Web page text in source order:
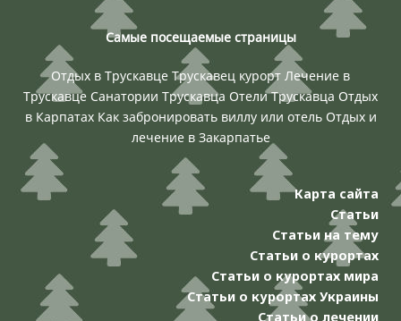
Самые посещаемые страницы
Отдых в Трускавце Трускавец курорт Лечение в
Трускавце Санатории Трускавца Отели Трускавца Отдых
в Карпатах Как забронировать виллу или отель Отдых и
лечение в Закарпатье
Карта сайта
Статьи
Статьи на тему
Статьи о курортах
Статьи о курортах мира
Статьи о курортах Украины
Статьи о лечении